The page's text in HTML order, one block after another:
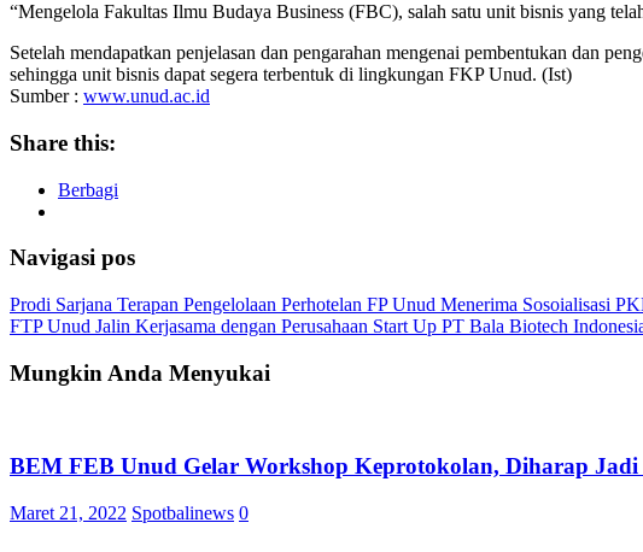
“Mengelola Fakultas Ilmu Budaya Business (FBC), salah satu unit bisnis yang
Setelah mendapatkan penjelasan dan pengarahan mengenai pembentukan dan
sehingga unit bisnis dapat segera terbentuk di lingkungan FKP Unud. (Ist)
Sumber : www.unud.ac.id
Share this:
Berbagi
Navigasi pos
Prodi Sarjana Terapan Pengelolaan Perhotelan FP Unud Menerima Sosoialisasi
FTP Unud Jalin Kerjasama dengan Perusahaan Start Up PT Bala Biotech
Mungkin Anda Menyukai
BEM FEB Unud Gelar Workshop Keprotokolan, Diharap Jadi
Maret 21, 2022 Spotbalinews 0